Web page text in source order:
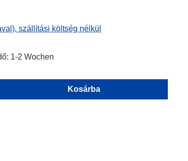
szállítási költség nélkül
1-2 Wochen
Adja meg a kívánt
Kosárba